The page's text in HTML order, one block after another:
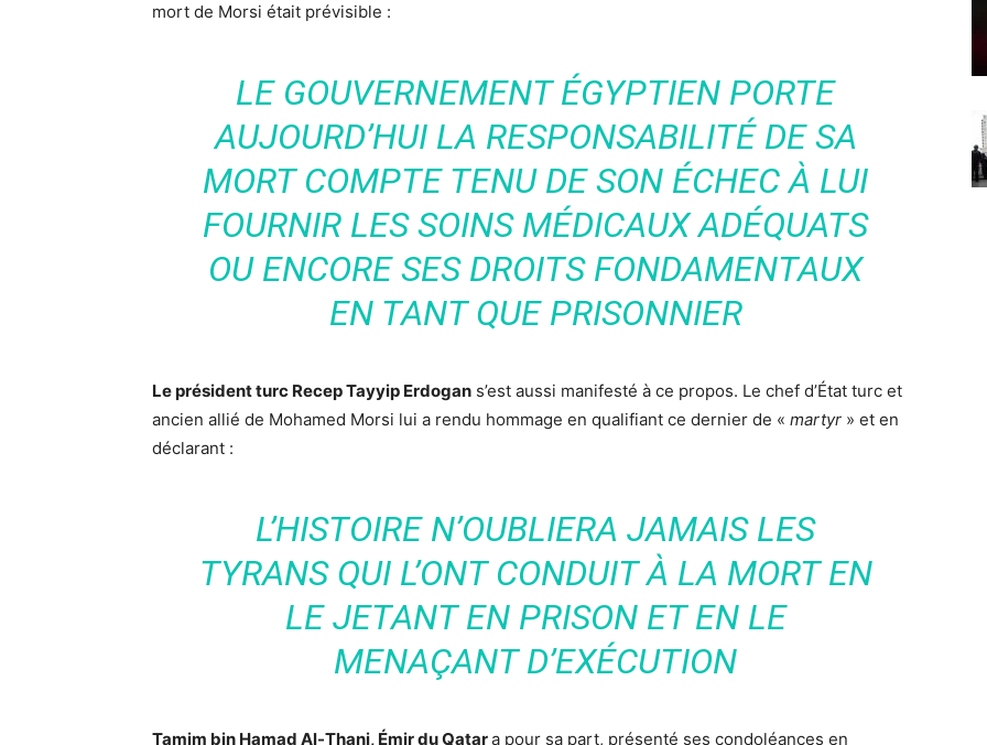
mort de Morsi était prévisible :
LE GOUVERNEMENT ÉGYPTIEN PORTE
AUJOURD’HUI LA RESPONSABILITÉ DE SA
MORT COMPTE TENU DE SON ÉCHEC À LUI
FOURNIR LES SOINS MÉDICAUX ADÉQUATS
OU ENCORE SES DROITS FONDAMENTAUX
EN TANT QUE PRISONNIER
Le président turc Recep Tayyip Erdogan s’est aussi manifesté à ce propos. Le chef d’État turc et
ancien allié de Mohamed Morsi lui a rendu hommage en qualifiant ce dernier de « martyr » et en
déclarant :
L’HISTOIRE N’OUBLIERA JAMAIS LES
TYRANS QUI L’ONT CONDUIT À LA MORT EN
LE JETANT EN PRISON ET EN LE
MENAÇANT D’EXÉCUTION
Tamim bin Hamad Al-Thani, Émir du Qatara pour sa part, présenté ses condoléances en